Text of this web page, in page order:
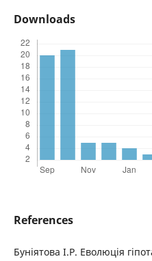
Downloads
References
Буніятова І.Р. Еволюція